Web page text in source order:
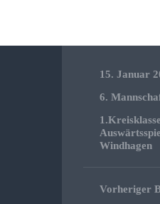
15. Januar
6.
1.Kreisklasse
Windhagen
Vorheriger